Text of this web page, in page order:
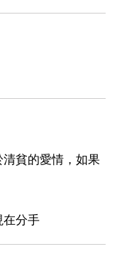
貧的愛情，如果
在分手